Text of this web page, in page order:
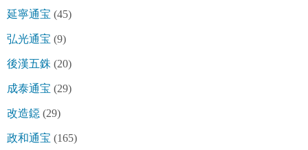
延寧通宝 (45)
弘光通宝 (9)
後漢五銖 (20)
成泰通宝 (29)
改造鐚 (29)
政和通宝 (165)